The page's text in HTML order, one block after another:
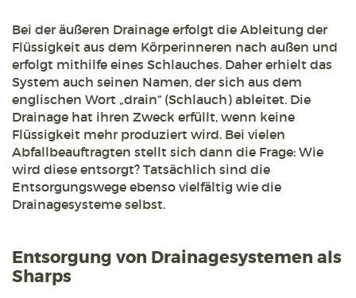
Bei der äußeren Drainage erfolgt die Ableitung der
Flüssigkeit aus dem Körperinneren nach außen und
erfolgt mithilfe eines Schlauches. Daher erhielt das
System auch seinen Namen, der sich aus dem
englischen Wort „drain“ (Schlauch) ableitet. Die
Drainage hat ihren Zweck erfüllt, wenn keine
Flüssigkeit mehr produziert wird. Bei vielen
Abfallbeauftragten stellt sich dann die Frage: Wie
wird diese entsorgt? Tatsächlich sind die
Entsorgungswege ebenso vielfältig wie die
Drainagesysteme selbst.
Entsorgung von Drainagesystemen als
Sharps